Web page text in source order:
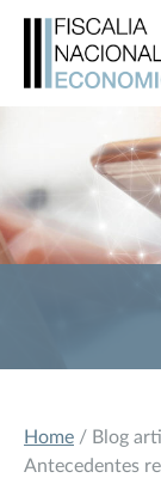
Home / Blog
Antecedentes